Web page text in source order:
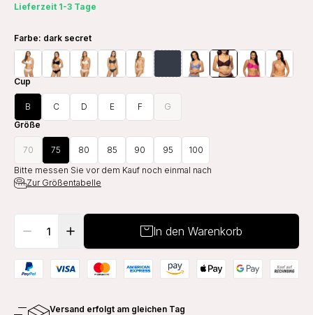
Lieferzeit 1-3 Tage
Farbe: dark secret
Cup
B C D E F
G
Größe
70 75 80 85 90 95
100
Bitte messen Sie vor dem Kauf noch einmal nach
Zur Größentabelle
In den Warenkorb
Versand erfolgt am gleichen Tag